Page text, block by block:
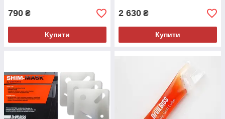
790 ₴
Купити
2 630 ₴
Купити